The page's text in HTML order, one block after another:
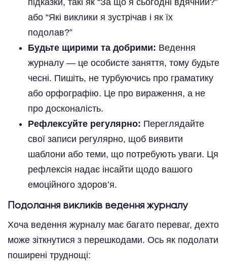
або “Які виклики я зустрічав і як їх
подолав?”
Будьте щирими та добрими: Ведення
журналу — це особисте заняття, тому будьте
чесні. Пишіть, не турбуючись про граматику
або орфографію. Це про вираження, а не
про досконалість.
Рефлексуйте регулярно: Переглядайте
свої записи регулярно, щоб виявити
шаблони або теми, що потребують уваги. Ця
рефлексія надає інсайти щодо вашого
емоційного здоров’я.
Подолання викликів ведення журналу
Хоча ведення журналу має багато переваг, дехто
може зіткнутися з перешкодами. Ось як подолати
поширені труднощі: